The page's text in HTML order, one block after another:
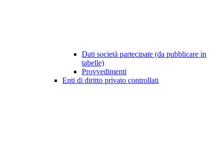
Dati società partecipate (da pubblicare in
tabelle)
Provvedimenti
Enti di diritto privato controllati